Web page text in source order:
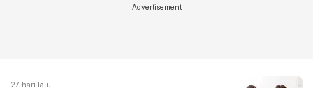
Advertisement
27 hari lalu